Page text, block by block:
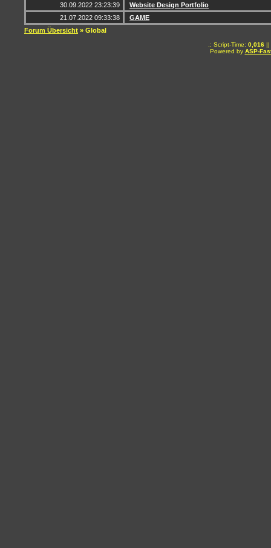
30.09.2022 23:23:39
Website Design Portfolio
21.07.2022 09:33:38
GAME
Forum Übersicht » Global
.: Script-Time: 0,016 ||
Powered by ASP-